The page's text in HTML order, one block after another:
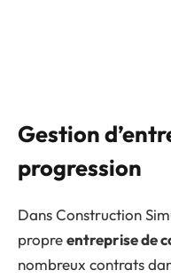
Gestion
progression
Dans Construction
propreentreprise de
nombreux contrats